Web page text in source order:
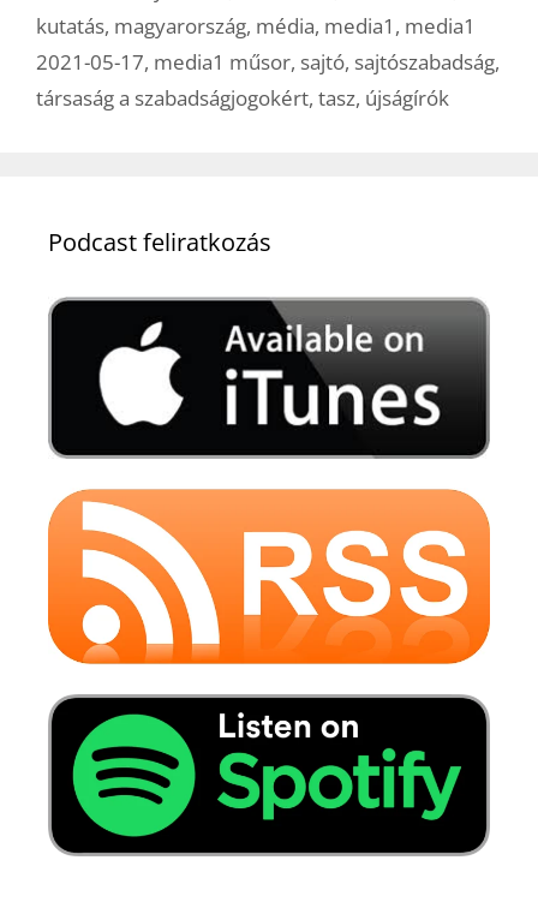
kutatás, magyarország, média, media1 , media1
2021-05-17, media1 műsor, sajtó, sajtószabadság,
társaság a szabadságjogokért, tasz, újságírók
Podcast feliratkozás